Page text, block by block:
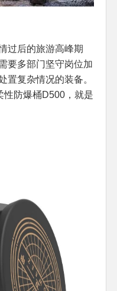
过后的旅游高峰期
要多部门坚守岗位加
置复杂情况的装备。
性防爆桶D500，就是